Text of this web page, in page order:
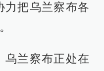
力把乌兰察布各
乌兰察布正处在